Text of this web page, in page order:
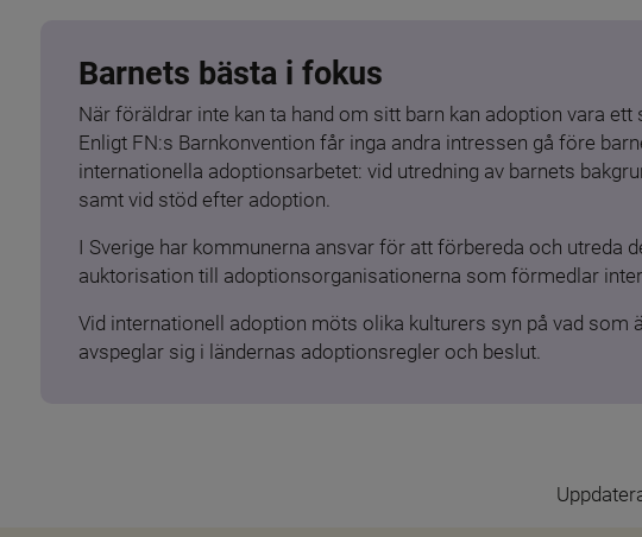
Barnets bästa i fokus
När föräldrar inte kan ta hand om sitt barn kan adoption vara
Enligt FN:s Barnkonvention får inga andra intressen gå före
internationella adoptionsarbetet: vid utredning av barnets
samt vid stöd efter adoption.
I Sverige har kommunerna ansvar för att förbereda och utreda
auktorisation till adoptionsorganisationerna som förmedlar
Vid internationell adoption möts olika kulturers syn på vad
avspeglar sig i ländernas adoptionsregler och beslut.